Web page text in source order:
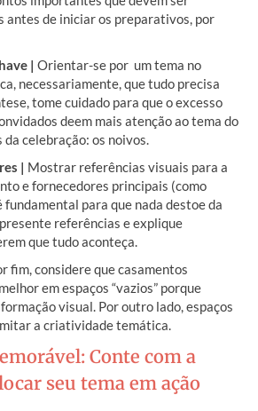
antes de iniciar os preparativos, por
| Orientar-se por um tema no
necessariamente, que tudo precisa
tome cuidado para que o excesso
deem mais atenção ao tema do
celebração: os noivos.
| Mostrar referências visuais para a
e fornecedores principais (como
fundamental para que nada destoe da
referências e explique
que tudo aconteça.
fim, considere que casamentos
em espaços “vazios” porque
visual. Por outro lado, espaços
a criatividade temática.
Conte com a
seu tema em ação